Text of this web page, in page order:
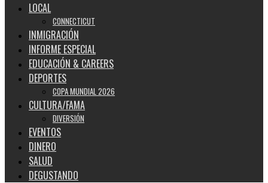
LOCAL
CONNECTICUT
INMIGRACIÓN
INFORME ESPECIAL
EDUCACIÓN & CAREERS
DEPORTES
COPA MUNDIAL 2026
CULTURA/FAMA
DIVERSIÓN
EVENTOS
DINERO
SALUD
DEGUSTANDO